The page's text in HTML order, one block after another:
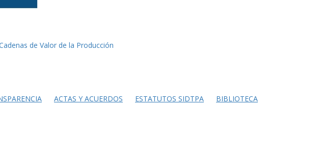
de Valor de la Producción
ACTAS Y ACUERDOS ESTATUTOS SIDTPA BIBLIOTECA